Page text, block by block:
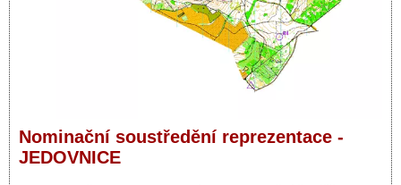
Nominační soustředění reprezentace -
JEDOVNICE